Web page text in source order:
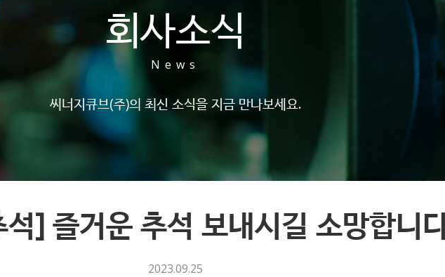
회사소식
News
씨너지큐브(주)의 최신 소식을 지금 만나보세요.
] 즐거운 추석 보내시길 소망합니
2023.09.25